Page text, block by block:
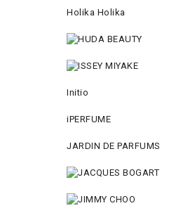
Holika Holika
Initio
iPERFUME
JARDIN DE PARFUMS